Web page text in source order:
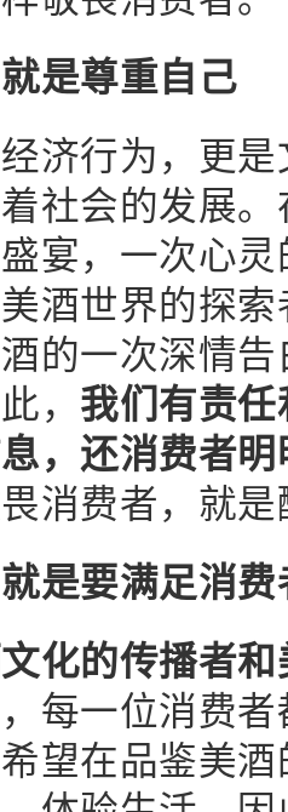
是尊重自己
济行为，更
社会的发展
宴，一次心
酒世界的探
的一次深情
， 我们有责
，还消费者
消费者，就
是要满足消
化的传播者
每一位消费
望在品鉴美